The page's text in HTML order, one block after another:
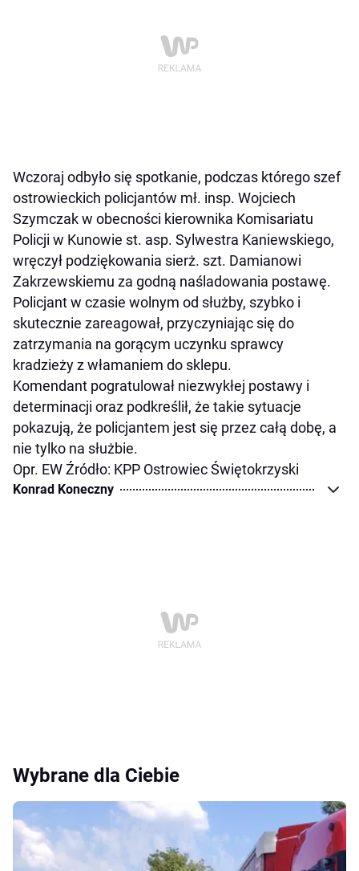
Wczoraj odbyło się spotkanie, podczas którego szef
ostrowieckich policjantów mł. insp. Wojciech
Szymczak w obecności kierownika Komisariatu
Policji w Kunowie st. asp. Sylwestra Kaniewskiego,
wręczył podziękowania sierż. szt. Damianowi
Zakrzewskiemu za godną naśladowania postawę.
Policjant w czasie wolnym od służby, szybko i
skutecznie zareagował, przyczyniając się do
zatrzymania na gorącym uczynku sprawcy
kradzieży z włamaniem do sklepu.
Komendant pogratulował niezwykłej postawy i
determinacji oraz podkreślił, że takie sytuacje
pokazują, że policjantem jest się przez całą dobę, a
nie tylko na służbie.
Opr. EW Źródło: KPP Ostrowiec Świętokrzyski
Konrad Koneczny
Wybrane dla Ciebie